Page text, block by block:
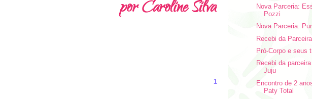
1
Nova Parceria:
Pozzi
Nova Parceria:
Recebi da
Pró-Corpo e seus
Recebi da
Juju
Encontro de 2
Paty Total